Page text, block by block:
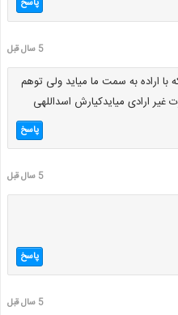
پاسخ
5 سال قبل
اراده به سمت ما میاید ولی توهم
ارادی میایدکیارش اسداللهی
پاسخ
5 سال قبل
پاسخ
5 سال قبل